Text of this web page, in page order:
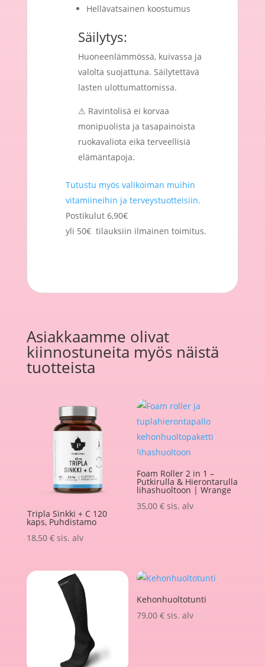
Hellävatsainen koostumus
Säilytys:
Huoneenlämmössä, kuivassa ja
valolta suojattuna. Säilytettävä
lasten ulottumattomissa.
⚠ Ravintolisä ei korvaa
monipuolista ja tasapainoista
ruokavaliota eikä terveellisiä
elämäntapoja.
Tutustu myös valikoiman muihin
vitamiineihin ja terveystuotteisiin.
Postikulut 6,90€
yli 50€ tilauksiin ilmainen toimitus.
Asiakkaamme olivat
kiinnostuneita myös näistä
tuotteista
Tripla Sinkki + C 120
kaps, Puhdistamo
18,50 € sis. alv
Foam Roller 2 in 1 –
Putkirulla & Hierontarulla
lihashuoltoon | Wrange
35,00€ sis. alv
Kehonhuoltotunti
79,00€ sis. alv